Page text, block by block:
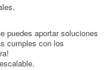
puedes aportar soluciones
cumples con los